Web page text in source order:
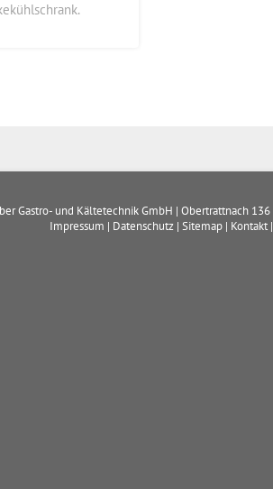
Gastro- und Kältetechnik GmbH | Obertrattnach 136
Impressum | Datenschutz | Sitemap | Kontakt |